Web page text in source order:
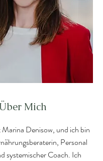
Über Mich
Denisow, und ich bin
Personal
systemischer Coach. Ich